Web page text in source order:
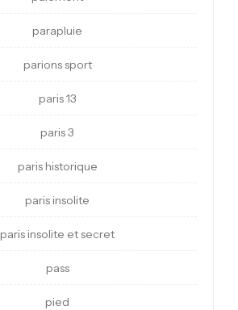
parapluie
parions sport
paris 13
paris 3
paris historique
paris insolite
paris insolite et secret
pass
pied